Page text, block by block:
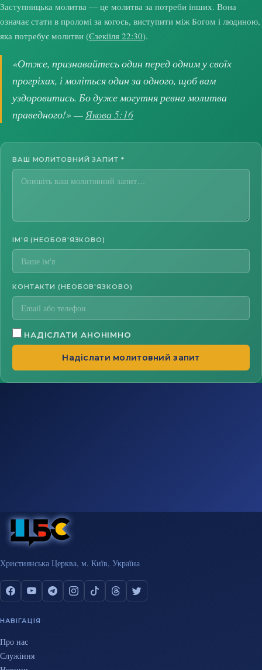
Заступницька молитва — це молитва за потреби інших. Вона
означає стати в проломі за когось, виступити між Богом і людиною,
яка потребує молитви (Єзекіїля 22:30).
«Отже, признавайтесь один перед одним у своїх
прогріхах, і моліться один за одного, щоб вам
уздоровитись. Бо дуже могутня ревна молитва
праведного!» —Якова 5:16
ВАШ МОЛИТОВНИЙ ЗАПИТ *
ІМ'Я (НЕОБОВ'ЯЗКОВО)
КОНТАКТИ (НЕОБОВ'ЯЗКОВО)
НАДІСЛАТИ АНОНІМНО
Надіслати молитовний запит
Християнська Церква, м. Київ, Україна
НАВІГАЦІЯ
Про нас
Служіння